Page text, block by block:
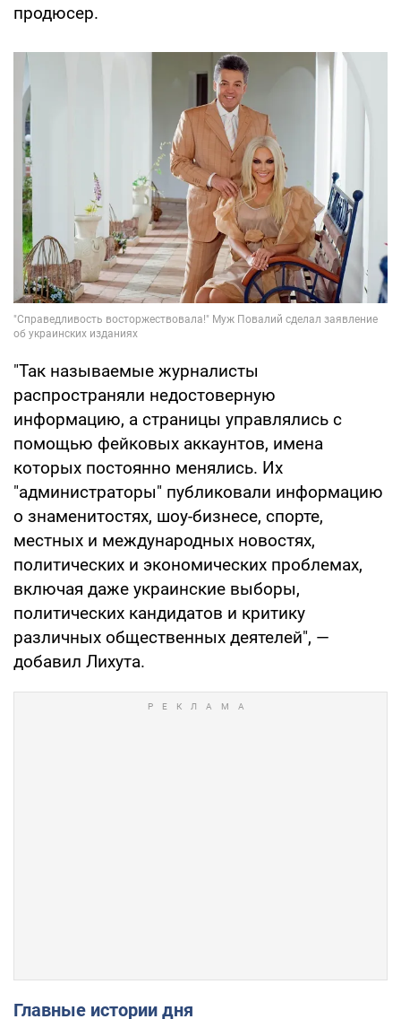
продюсер.
"Так называемые журналисты
распространяли недостоверную
информацию, а страницы управлялись с
помощью фейковых аккаунтов, имена
которых постоянно менялись. Их
"администраторы" публиковали информацию
о знаменитостях, шоу-бизнесе, спорте,
местных и международных новостях,
политических и экономических проблемах,
включая даже украинские выборы,
политических кандидатов и критику
различных общественных деятелей", —
добавил Лихута.
Главные истории дня